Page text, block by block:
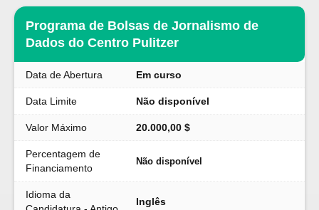
Programa de Bolsas de Jornalismo de
Dados do Centro Pulitzer
Data de Abertura Em curso
Data Limite Não disponível
Valor Máximo 20.000,00 $
Percentagem de
Financiamento
Não disponível
Idioma da
Inglês